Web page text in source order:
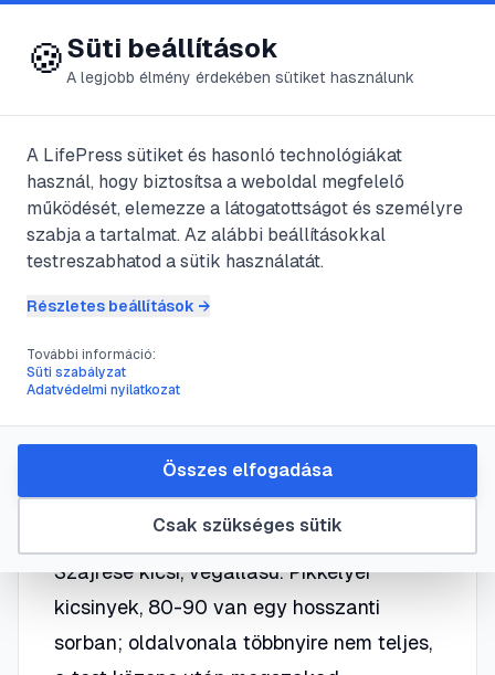
😍 LifePress
@haver
2025. szeptember 20. 4 perc olvasás
A Fürge és a
Poznan cselle
#állatok
Fürge cselle Phoxinus phoxinusJegyei:
teste erősen nyújtott, csaknem kerekded,
csak a faroknyél lapított oldalról.
Szájrése kicsi, végállású. Pikkelyei
kicsinyek, 80-90 van egy hosszanti
sorban; oldalvonala többnyire nem teljes,
🍪Süti beállítások
A legjobb élmény érdekében sütiket használunk
A LifePress sütiket és hasonló technológiákat
használ, hogy biztosítsa a weboldal megfelelő
működését, elemezze a látogatottságot és személyre
szabja a tartalmat. Az alábbi beállításokkal
testreszabhatod a sütik használatát.
Részletes beállítások →
További információ:
Süti szabályzat
Adatvédelmi nyilatkozat
Csak szükséges sütik
Összes elfogadása